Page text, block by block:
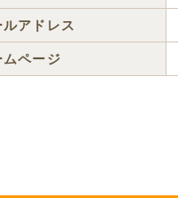
ルアドレス
ムページ